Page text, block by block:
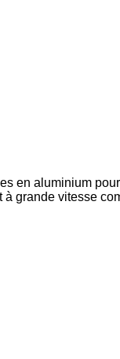
en aluminium
grande vitesse